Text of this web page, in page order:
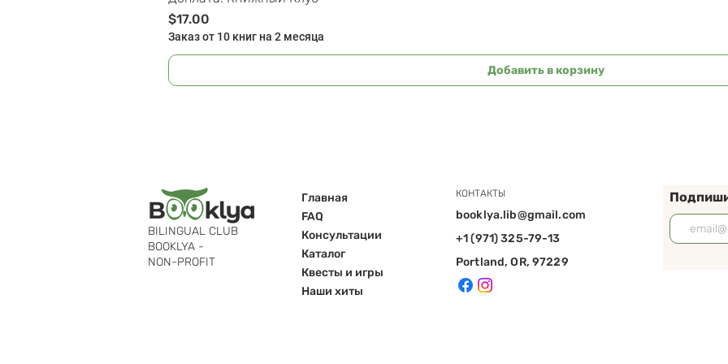
Цена
$17.00
Заказ от 10 книг на 2 месяца
Добавить в корзину
BILINGUAL CLUB
BOOKLYA -
NON-PROFIT
Главная
FAQ
Консультации
Каталог
Квесты и игры
Наши хиты
КОНТАКТЫ
booklya.lib@gmail.com
+1 (971) 325-79-13
Portland, OR, 97229